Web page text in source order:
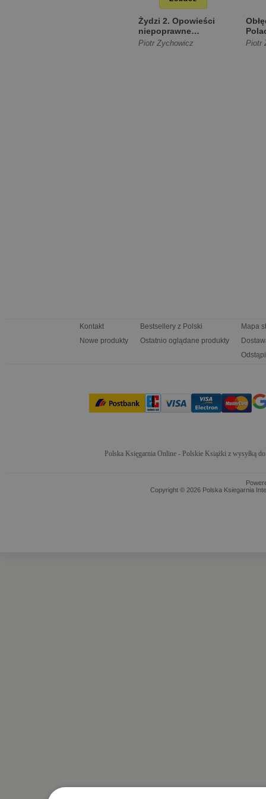
Żydzi 2. Opowieści
niepoprawne
politycznie TW
Piotr Zychowicz Piotr
Kontakt
Nowe produkty
Bestsellery z Polski
Ostatnio oglądane produkty
Mapa
Polska Księgarnia Online - Polskie Książki z wysyłką
Copyright © 2026 Polska Ksiegarnia